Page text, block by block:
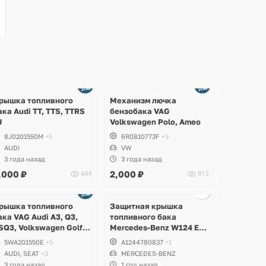
топливного
Audi TT, TTS, TTRS
8J0201550M +5
AUDI
3 года назад
₽ 644
Механизм лючка
бензобака VAG
Volkswagen Polo, Ameo
6R0810773F +3
VW
3 года назад
2,000 ₽ 813
топливного
VAG Audi A3, Q3,
Volkswagen Golf 7,
GTI, R, Tiguan, Caddy,
Sharan, Skoda
Karoq, Fabia,
5WA201550E +5
AUDI, SEAT +2
3 года назад
Защитная крышка
топливного бака
Mercedes-Benz W124 E-
Class, E320, 320CE, E36
AMG
A1244780837 +1
MERCEDES-BENZ
1 год назад